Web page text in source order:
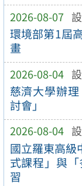
2026-08-07
環境部第1屆
畫
2026-08-04
慈濟大學辦
討會」
2026-08-04
國立羅東高級
式課程」與
習